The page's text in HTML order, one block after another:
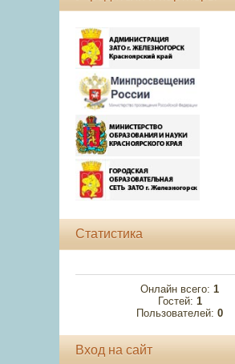
Статистика
Онлайн всего: 1
Гостей: 1
Пользователей: 0
Вход на сайт